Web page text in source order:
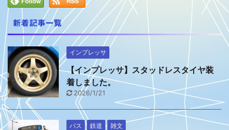
新着記事一覧
インプレッサ
【インプレッサ】スタッドレスタイヤ装
着しました。
2026/1/21
バス 鉄道 雑文